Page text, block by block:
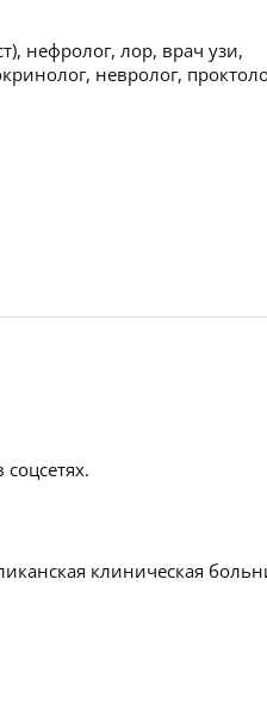
нефролог, лор, врач узи,
невролог,
клиническая